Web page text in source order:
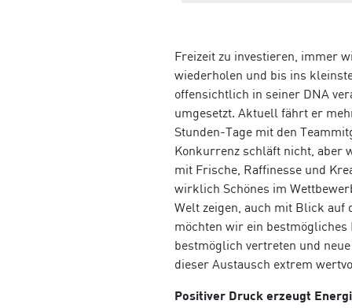
Freizeit zu investieren, immer
wiederholen und bis ins
offensichtlich in seiner DNA
umgesetzt. Aktuell fährt er
Stunden-Tage mit den
Konkurrenz schläft nicht, aber
mit Frische, Raffinesse und
wirklich Schönes im
Welt zeigen, auch mit Blick auf
möchten wir ein
bestmöglich vertreten und
dieser Austausch extrem
Positiver Druck erzeugt